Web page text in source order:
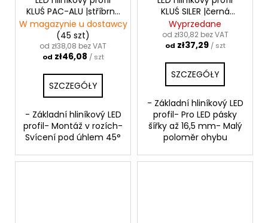
KLUŚ PAC-ALU |stříbrná
anoda
W magazynie u dostawcy
(45 szt)
od zł38,08 bez VAT
od zł46,08 / szt
SZCZEGÓŁY
- Základní hliníkový LED
profil- Montáž v rozích-
Svícení pod úhlem 45°
KLUŚ SILER |černá
anoda
Wyprzedane
od zł30,82 bez VAT
od zł37,29 / szt
SZCZEGÓŁY
- Základní hliníkový LED
profil- Pro LED pásky
šířky až 16,5 mm- Malý
poloměr ohybu